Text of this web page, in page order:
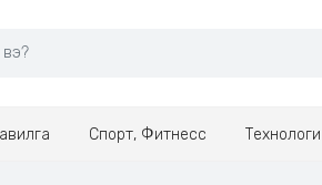
Спорт, Фитнесс Технологи